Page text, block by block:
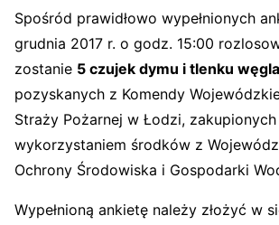
Spośród prawidłowo wypełnionych
grudnia 2017 r. o godz. 15:00
zostanie 5 czujek dymu i tlenku
pozyskanych z Komendy
Straży Pożarnej w Łodzi, zakupionych
wykorzystaniem środków z
Ochrony Środowiska i Gospodarki
Wypełnioną ankietę należy złożyć w